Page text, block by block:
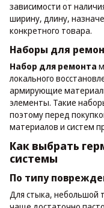
зависимости от
ширину, длину,
конкретного товара.
Наборы для
Набор для ремонта
локального
армирующие
элементы. Такие
поэтому перед
материалов и систем
Как выбрать
системы
По типу
Для стыка, небольшой